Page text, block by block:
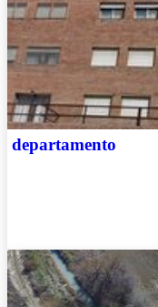
departamento